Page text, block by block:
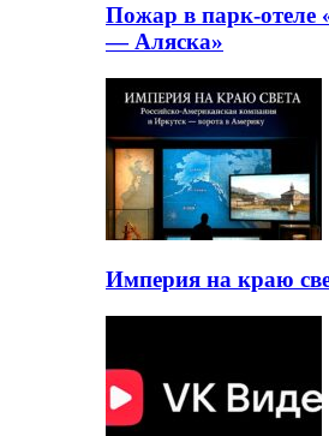
Пожар в парк-отеле
— Аляска»
Империя на краю